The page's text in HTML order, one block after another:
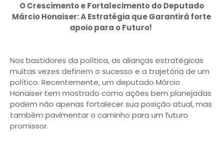
O Crescimento e Fortalecimento do Deputado
Márcio Honaiser: A Estratégia que Garantirá forte
apoio para o Futuro!
Nos bastidores da política, as alianças estratégicas
muitas vezes definem o sucesso e a trajetória de um
político. Recentemente, um deputado Márcio
Honaiser tem mostrado como ações bem planejadas
podem não apenas fortalecer sua posição atual, mas
também pavimentar o caminho para um futuro
promissor.